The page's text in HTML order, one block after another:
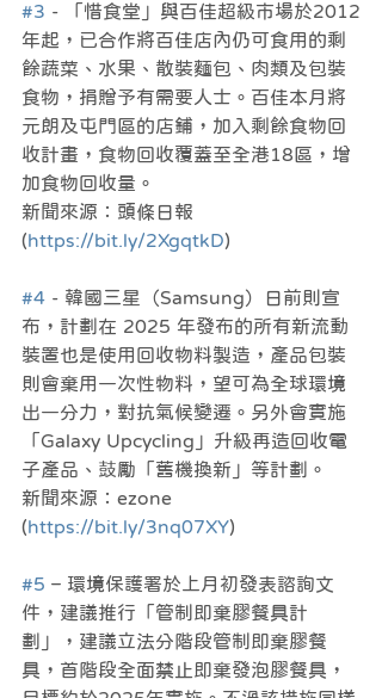
#3 - 「惜食堂」與百佳超級市場於2012
年起，已合作將百佳店內仍可食用的剩
餘蔬菜、水果、散裝麵包、肉類及包裝
食物，捐贈予有需要人士。百佳本月將
元朗及屯門區的店鋪，加入剩餘食物回
收計畫，食物回收覆蓋至全港18區，增
加食物回收量。
新聞來源：頭條日報
(https://bit.ly/2XgqtkD)
#4 - 韓國三星（Samsung）日前則宣
布，計劃在 2025 年發布的所有新流動
裝置也是使用回收物料製造，產品包裝
則會棄用一次性物料，望可為全球環境
出一分力，對抗氣候變遷。另外會實施
「Galaxy Upcycling」升級再造回收電
子產品、鼓勵「舊機換新」等計劃。
新聞來源：ezone
(https://bit.ly/3nq07XY)
#5 – 環境保護署於上月初發表諮詢文
件，建議推行「管制即棄膠餐具計
劃」，建議立法分階段管制即棄膠餐
具，首階段全面禁止即棄發泡膠餐具，